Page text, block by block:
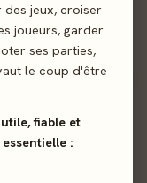
jeux, croiser
joueurs, garder
ses parties,
le coup d'être
fiable et
:
Tiles se
chaque manche
dans la
itinéraires devant
que
dans des choix